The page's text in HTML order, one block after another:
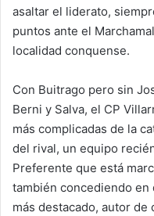
asaltar el liderato,
puntos ante el
localidad conquense.
Con Buitrago pero sin
Berni y Salva, el CP
más complicadas de la
del rival, un equipo
Preferente que está
también concediendo en
más destacado, autor de